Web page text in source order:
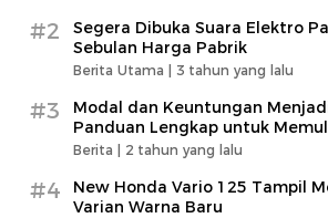
#2
Segera Dibuka Suara Elektro
Sebulan Harga Pabrik
Berita Utama | 3 tahun yang lalu
#3
Modal dan Keuntungan
Panduan Lengkap untuk
Berita | 2 tahun yang lalu
#4
New Honda Vario 125 Tampil
Varian Warna Baru